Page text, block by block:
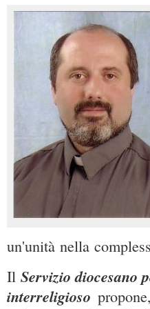
un'unità nella
Il Servizio diocesano
interreligioso